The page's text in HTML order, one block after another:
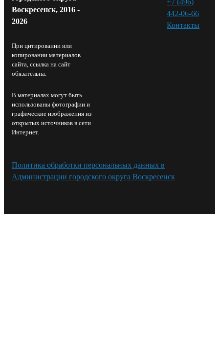
Воскресенск, 2016 -
2026
При цитировании или
копировании материалов
сайта, ссылка на сайт
обязательна.
В материалах могут быть
использованы фотографии и
графические изображения из
открытых источников в сети
Интернет.
442-06-66
Контакты⁠
Политика обработки персональных данных в
Администрации городского округа Воскресенск